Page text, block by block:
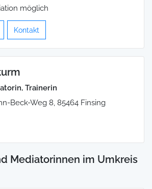
möglich
Kontakt
Trainerin
Beck-Weg 8, 85464 Finsing
Mediatorinnen im Umkreis